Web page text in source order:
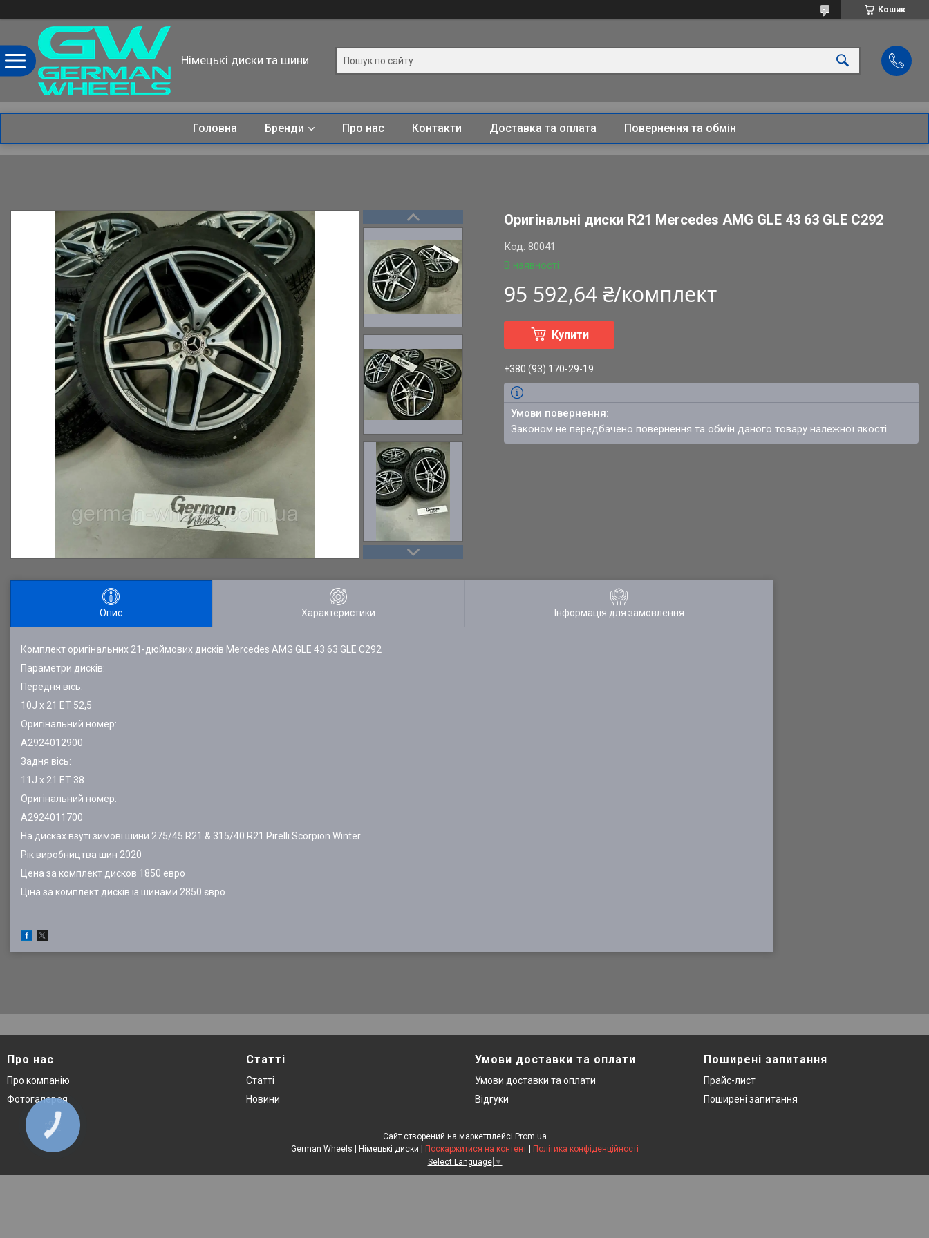
Кошик
Німецькі диски та шини
Головна Бренди Про нас Контакти Доставка та оплата Повернення та обмін
Оригінальні диски R21 Mercedes AMG GLE 43 63 GLE C292
В наявності
Код:80041
95 592,64 ₴/комплект
Купити
+380 (93) 170-29-19
Законом не передбачено повернення та обмін даного товару належної якості
Опис Характеристики Інформація для замовлення
Комплект оригінальних 21-дюймових дисків Mercedes AMG GLE 43 63 GLE C292
Параметри дисків:
Передня вісь:
10J x 21 ET 52,5
Оригінальний номер:
A2924012900
Задня вісь:
11J x 21 ET 38
Оригінальний номер:
A2924011700
На дисках взуті зимові шини 275/45 R21 & 315/40 R21 Pirelli Scorpion Winter
Рік виробництва шин 2020
Цена за комплект дисков 1850 евро
Ціна за комплект дисків із шинами 2850 євро
Про нас
Про компанію
Фотогалерея
Статті
Статті
Новини
Умови доставки та оплати
Умови доставки та оплати
Відгуки
Поширені запитання
Прайс-лист
Поширені запитання
Сайт створений на маркетплейсі Prom.ua
Поскаржитися на контент
Політика конфіденційності
Select Language ▼
КНОПКА
ЗВ'ЯЗКУ